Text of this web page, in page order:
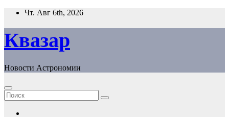
Перейти
содержанию
Чт. Авг 6th, 2026
Квазар
Новости Астрономии